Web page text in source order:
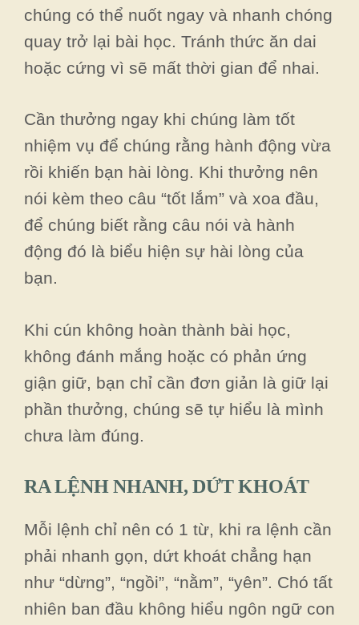
chúng có thể nuốt ngay và nhanh chóng
quay trở lại bài học. Tránh thức ăn dai
hoặc cứng vì sẽ mất thời gian để nhai.
Cần thưởng ngay khi chúng làm tốt
nhiệm vụ để chúng rằng hành động vừa
rồi khiến bạn hài lòng. Khi thưởng nên
nói kèm theo câu “tốt lắm” và xoa đầu,
để chúng biết rằng câu nói và hành
động đó là biểu hiện sự hài lòng của
bạn.
Khi cún không hoàn thành bài học,
không đánh mắng hoặc có phản ứng
giận giữ, bạn chỉ cần đơn giản là giữ lại
phần thưởng, chúng sẽ tự hiểu là mình
chưa làm đúng.
RA LỆNH NHANH, DỨT KHOÁT
Mỗi lệnh chỉ nên có 1 từ, khi ra lệnh cần
phải nhanh gọn, dứt khoát chẳng hạn
như “dừng”, “ngồi”, “nằm”, “yên”. Chó tất
nhiên ban đầu không hiểu ngôn ngữ con